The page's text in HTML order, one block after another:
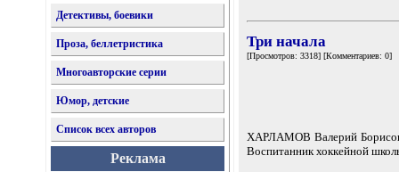
Детективы, боевики
Проза, беллетристика
Многоавторские серии
Юмор, детские
Список всех авторов
Реклама
Три начала
[Просмотров: 3318] [Комментариев: 0]
ХАРЛАМОВ Валерий
Воспитанник хоккейной